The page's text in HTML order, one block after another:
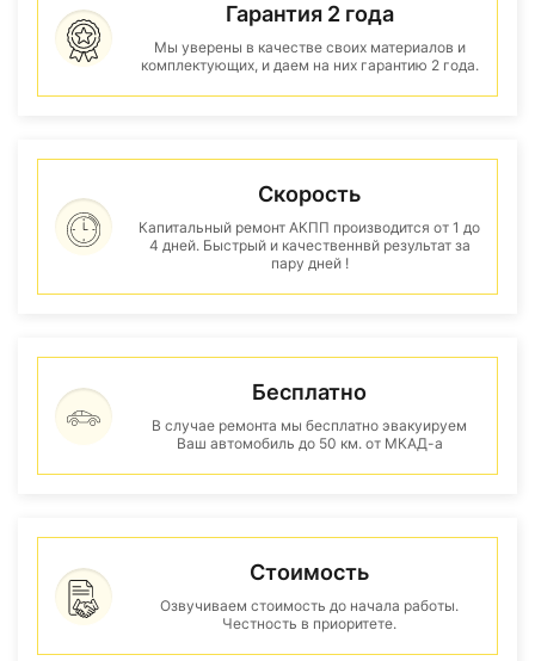
Гарантия 2 года
Мы уверены в качестве своих материалов и
комплектующих, и даем на них гарантию 2 года.
Скорость
Капитальный ремонт АКПП производится от 1 до
4 дней. Быстрый и качественнвй результат за
пару дней !
Бесплатно
В случае ремонта мы бесплатно эвакуируем
Ваш автомобиль до 50 км. от МКАД-а
Стоимость
Озвучиваем стоимость до начала работы.
Честность в приоритете.